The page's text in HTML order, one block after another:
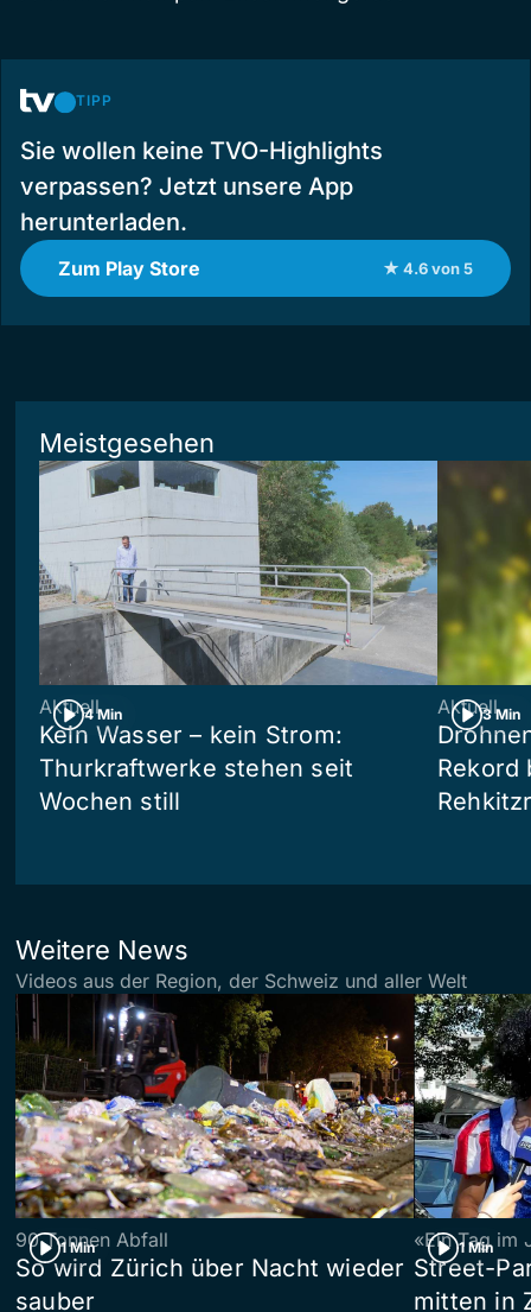
TIPP
Sie wollen keine TVO-Highlights
verpassen? Jetzt unsere App
herunterladen.
Zum Play Store ★ 4.6 von 5
Meistgesehen
4 Min
Aktuell
Kein Wasser – kein Strom:
Thurkraftwerke stehen seit
Wochen still
3 Min
Aktuell
Rekord
Weitere News
Videos aus der Region, der Schweiz und aller Welt
1 Min
90 Tonnen Abfall
So wird Zürich über Nacht wieder
sauber
1 Min
«Ein Tag im
Street-
mitten in